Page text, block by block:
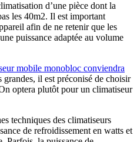
d’une pièce dont la
les 40m2. Il est important
afin de ne retenir que les
puissance adaptée au volume
mobile monobloc conviendra
grandes, il est préconisé de choisir
optera plutôt pour un climatiseur
techniques des climatiseurs
de refroidissement en watts et